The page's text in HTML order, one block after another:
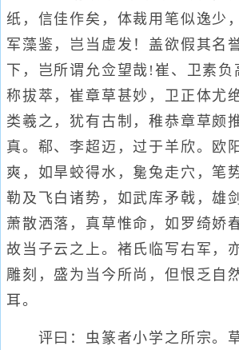
纸，信佳作矣，体裁用笔似逸少
军藻鉴，岂当虚发！盖欲假其名
下，岂所谓允佥望哉!崔、卫素负
称拔萃，崔章草甚妙，卫正体尤
类羲之，犹有古制，稚恭章草颇
真。郗、李超迈，过于羊欣。欧
爽，如旱蛟得水，毚兔走穴，笔
勒及飞白诸势，如武库矛戟，雄
萧散洒落，真草惟命，如罗绮娇
故当子云之上。褚氏临写右军，
雕刻，盛为当今所尚，但恨乏自
耳。
评曰：虫篆者小学之所宗。